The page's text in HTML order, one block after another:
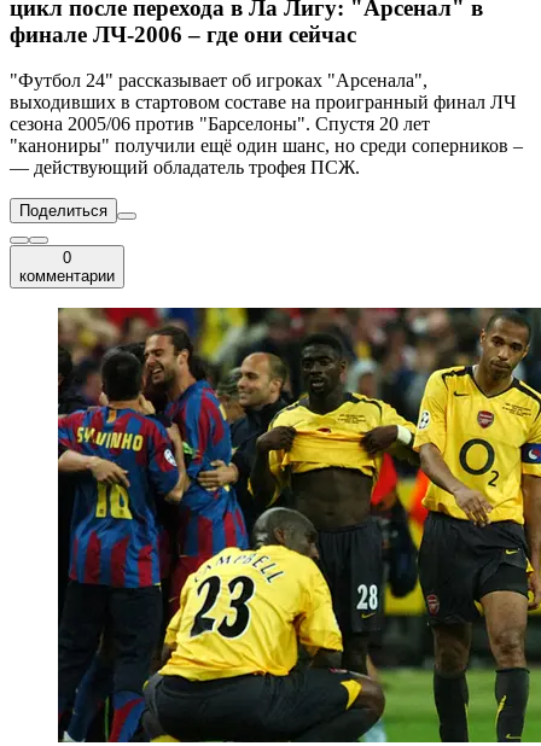
цикл после перехода в Ла Лигу: "Арсенал" в
финале ЛЧ-2006 – где они сейчас
"Футбол 24" рассказывает об игроках "Арсенала",
выходивших в стартовом составе на проигранный финал ЛЧ
сезона 2005/06 против "Барселоны". Спустя 20 лет
"канониры" получили ещё один шанс, но среди соперников –
— действующий обладатель трофея ПСЖ.
Поделиться
0
комментарии